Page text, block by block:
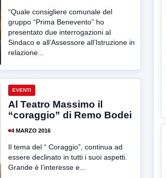
“Quale consigliere comunale del
gruppo “Prima Benevento” ho
presentato due interrogazioni al
Sindaco e all’Assessore all’Istruzione in
relazione...
EVENTI
Al Teatro Massimo il
“coraggio” di Remo Bodei
4 MARZO 2016
Il tema del “ Coraggio”, continua ad
essere declinato in tutti i suoi aspetti.
Grande è l’interesse e...